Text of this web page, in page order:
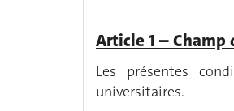
Article 1 – Champ
Les présentes
universitaires.